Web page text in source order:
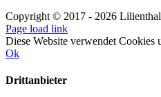
Copyright © 2017 - 2026
Page load link
Diese Website verwendet Cookies
Ok
Drittanbieter